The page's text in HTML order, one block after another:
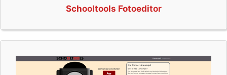
Schooltools Fotoeditor